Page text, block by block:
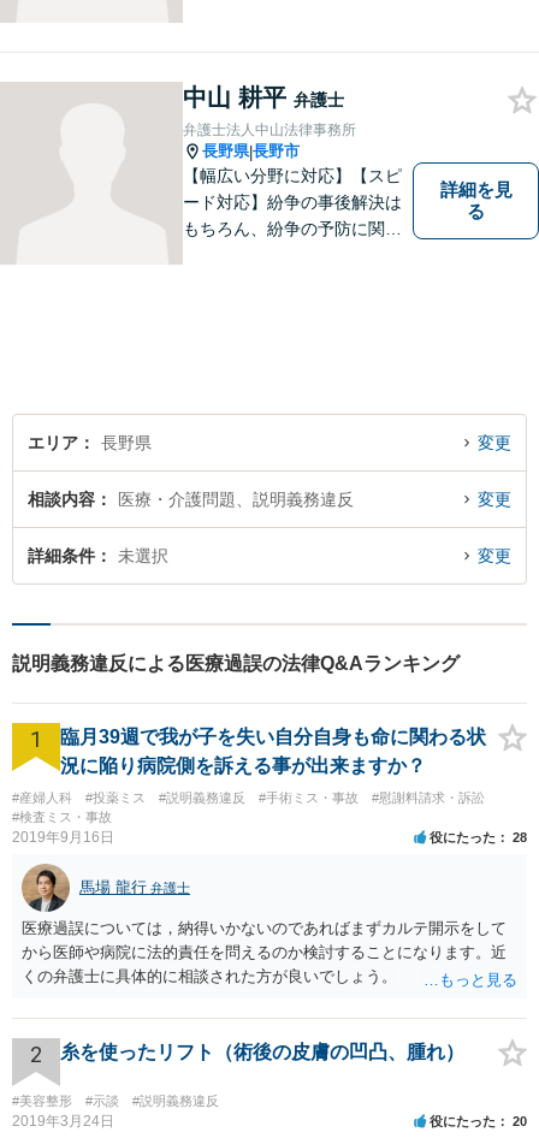
せください。お気持ちに寄り
添い、より良い選択ができる
よう全力を尽くします。【法
テラス利用可】
中山 耕平 弁護士
弁護士法人中山法律事務所
長野県|長野市
【幅広い分野に対応】【スピ
ード対応】紛争の事後解決は
もちろん、紛争の予防に関す
ご相談ください。
詳細を見
る
エリア 長野県 変更
相談内容 医療・介護問題、説明義務違反 変更
詳細条件 未選択 変更
説明義務違反による医療過誤の法律Q&Aランキング
1
臨月39週で我が子を失い自分自身も命に関わる状
況に陥り病院側を訴える事が出来ますか？
#産婦人科 #投薬ミス #説明義務違反 #手術ミス・事故
#慰謝料請求・訴訟
#検査ミス・事故
2019年9月16日 役にたった 28
馬場 龍行 弁護士
医療過誤については，納得いかないのであればまずカルテ開示をして
から医師や病院に法的責任を問えるのか検討することになります。近
くの弁護士に具体的に相談された方が良いでしょう。
2 糸を使ったリフト（術後の皮膚の凹凸、腫れ）
#美容整形 #示談 #説明義務違反
2019年3月24日 役にたった 20